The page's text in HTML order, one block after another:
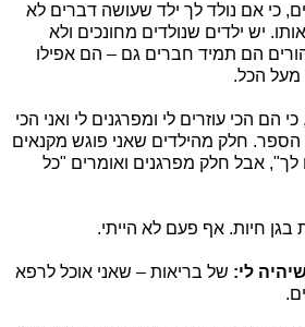
כי אם נולד לך ילד שעושה דברים לא
יש ילדים שנולדים מחונכים ולא
הם תמיד חברים גם – הם אפילו
מעל הכל.
כי הם הכי עוזרים לי ומפרגנים לי ואני הכי
חלק מהילדים שאני פוגש מקנאים
לך", אבל חלק מפרגנים ואומרים "כל
בגן חיות. אף פעם לא הייתי.
לי: של בריאות – שאני אוכל לרפא